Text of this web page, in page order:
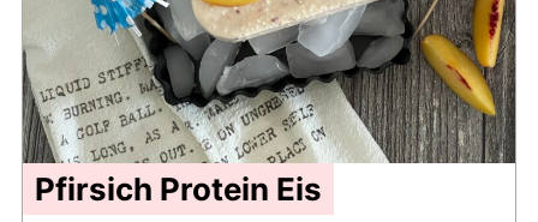
Pfirsich Protein Eis